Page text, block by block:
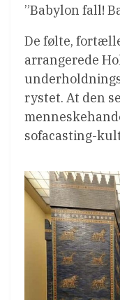
”Babylon fall!
De følte,
arrangerede
rystet. At den
sofacasting-